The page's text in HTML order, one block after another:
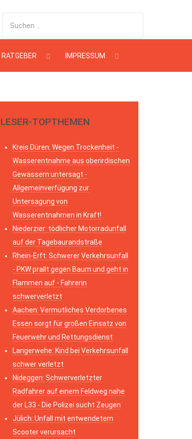
RATGEBER IMPRESSUM
LESER-TOPTHEMEN
Kreis Düren: Wegen Trockenheit -
Wasserentnahme aus oberirdischen
Gewässern untersagt -
Allgemeinverfügung zur
Untersagung von
Wasserentnahmen in Kraft!
Niederzier: tödlicher Motorradunfall
auf der Tagebaurandstraße
Rhein-Erft: Schwerer Verkehrsunfall
- PKW prallt gegen Baum und geht in
Flammen auf - Fahrerin
schwerverletzt
Aachen: Vermutliches Verdorbenes
Essen sorgt für großen Einsatz von
Feuerwehr und Rettungsdienst
Langerwehe: Kind bei Verkehrsunfall
schwer verletzt
Nideggen: Schwerverletzter
Radfahrer auf einem Feldweg nahe
der L33 - Die Polizei sucht Zeugen
Jülich: Unfall mit entwendetem
Scooter verursacht